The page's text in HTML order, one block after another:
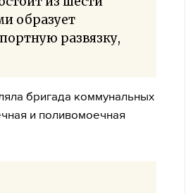
образует
развязку,
бригада коммунальных
и поливомоечная